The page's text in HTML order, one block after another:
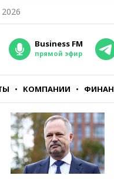
Business FM
прямой эфир
КОМПАНИИ